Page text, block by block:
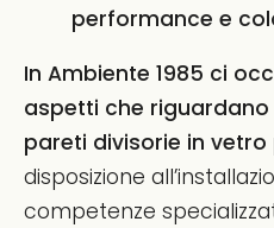
performance e
In Ambiente 1985 ci
aspetti che
pareti divisorie in
disposizione
competenze